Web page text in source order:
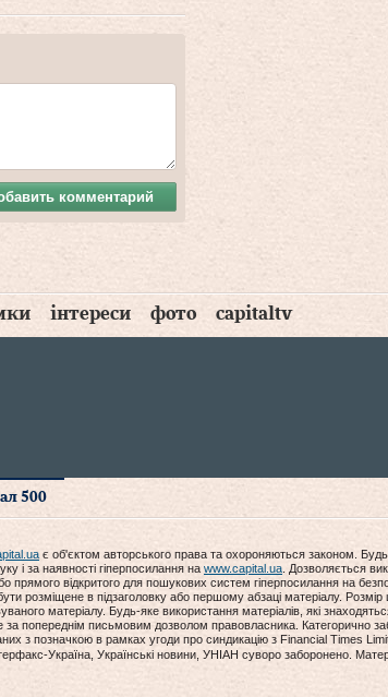
комментарий
інтереси фото capitaltv
500
є об'єктом авторського права та охороняються законом.
і за наявності гіперпосилання на www.capital.ua . Дозволяється
прямого відкритого для пошукових систем гіперпосилання на
розміщене в підзаголовку або першому абзаці матеріалу.
матеріалу. Будь-яке використання матеріалів, які
попереднім письмовим дозволом правовласника. Категорично
з позначкою в рамках угоди про синдикацію з Financial Times
Україна, Українські новини, УНІАН суворо заборонено.